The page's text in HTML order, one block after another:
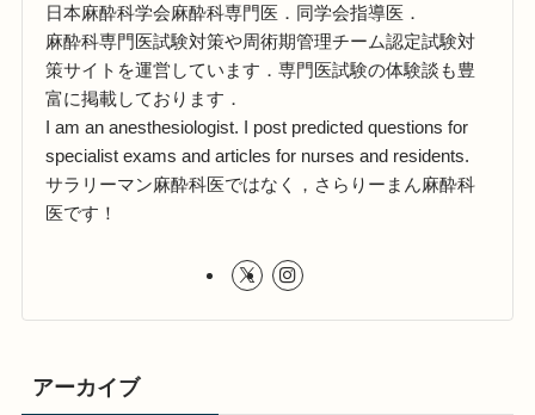
日本麻酔科学会麻酔科専門医．同学会指導医．
麻酔科専門医試験対策や周術期管理チーム認定試験対
策サイトを運営しています．専門医試験の体験談も豊
富に掲載しております．
I am an anesthesiologist. I post predicted questions for
specialist exams and articles for nurses and residents.
サラリーマン麻酔科医ではなく，さらりーまん麻酔科
医です！
アーカイブ